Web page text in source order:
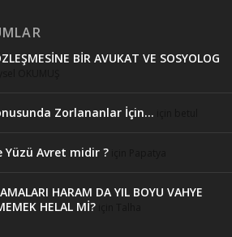
BİR AVUKAT VE SOSYOLOG
Zorlananlar İçin…
Yüzü Avret midir ?
HARAM DA YIL BOYU VAHYE
HELAL Mİ?